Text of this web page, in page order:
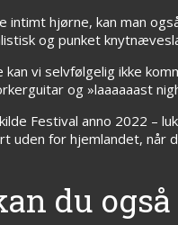
intimt hjørne, kan man
og punket
kan vi selvfølgelig ikke
og »laaaaaast
Festival anno 2022 –
uden for hjemlandet, når
du